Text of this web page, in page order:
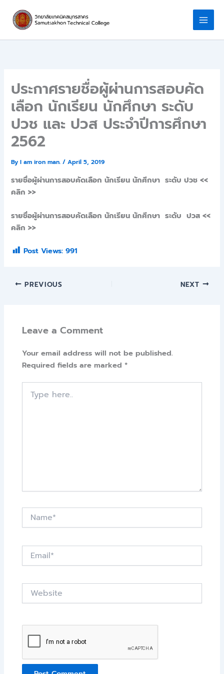
content
ประกาศรายชื่อผู้ผ่านการสอบคัด
เลือก นักเรียน นักศึกษา ระดับ
ปวช และ ปวส ประจำปีการศึกษา
2562
ByI am iron man./April 5, 2019
รายชื่อผู้ผ่านการสอบคัดเลือก นักเรียน นักศึกษา ระดับ ปวช <<
คลิก >>
รายชื่อผู้ผ่านการสอบคัดเลือก นักเรียน นักศึกษา ระดับ ปวส <<
คลิก >>
Post Views: 991
PREVIOUS NEXT
Leave a Comment
Your email address will not be published.
Required fields are marked*
here..
Email*
Website